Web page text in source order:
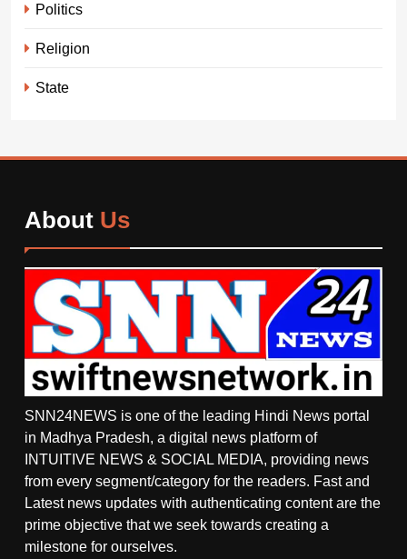
Politics
Religion
State
About Us
SNN24NEWS is one of the leading Hindi News portal
in Madhya Pradesh, a digital news platform of
INTUITIVE NEWS & SOCIAL MEDIA, providing news
from every segment/category for the readers. Fast and
Latest news updates with authenticating content are the
prime objective that we seek towards creating a
milestone for ourselves.